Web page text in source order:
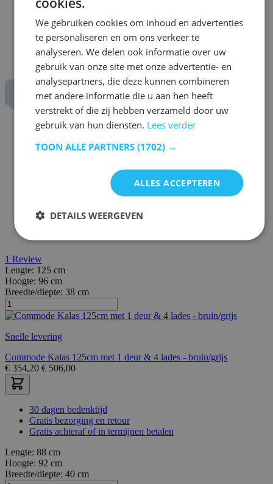
1 Review
Lengte: 125 cm
Hoogte: 96 cm
Breedte/diepte: 38 cm
Snelle levering
Commode Kalas 125cm met 1 deur & 4 lades - bruin/grijs
€ 354,20 € 506,00
30 dagen bedenktijd
Gratis bezorging en retour
Gratis achteraf of in termijnen betalen
Lengte: 88 cm
Hoogte: 92 cm
Breedte/diepte: 40 cm
We gebruiken cookies om inhoud en advertenties
te personaliseren en om ons verkeer te
analyseren. We delen ook informatie over uw
gebruik van onze site met onze advertentie- en
analysepartners, die deze kunnen combineren
met andere informatie die u aan hen heeft
verstrekt of die zij hebben verzameld door uw
gebruik van hun diensten. Lees verder
TOON ALLE PARTNERS (1702) →
ALLES ACCEPTEREN
DETAILS WEERGEVEN